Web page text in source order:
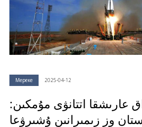
Мереке 2025-04-12
عارىشقا اتتانۋى مۇمكىن:
وز زىمىرانىن ۇشىرۋعا